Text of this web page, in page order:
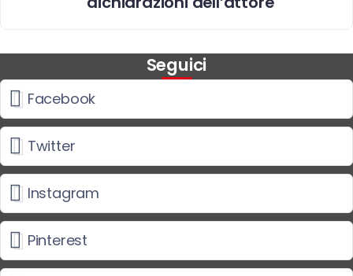
Seguici
Facebook
Twitter
Instagram
Pinterest